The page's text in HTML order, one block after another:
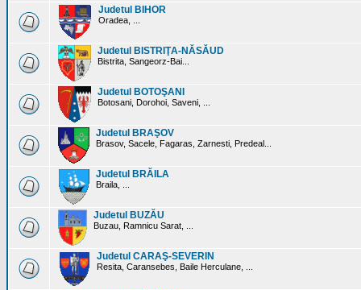
Judetul BIHOR
Oradea, ...
Judetul BISTRIŢA-NĂSĂUD
Bistrita, Sangeorz-Bai...
Judetul BOTOŞANI
Botosani, Dorohoi, Saveni, ...
Judetul BRAŞOV
Brasov, Sacele, Fagaras, Zarnesti, Predeal...
Judetul BRĂILA
Braila, ...
Judetul BUZĂU
Buzau, Ramnicu Sarat, ...
Judetul CARAŞ-SEVERIN
Resita, Caransebes, Baile Herculane, ...